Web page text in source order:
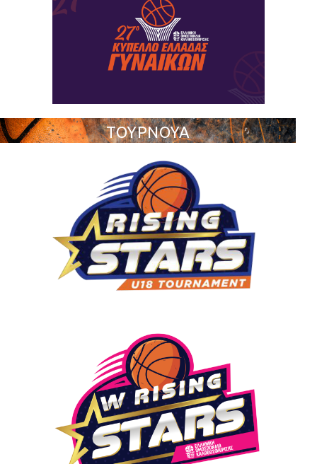
ΤΟΥΡΝΟΥΑ